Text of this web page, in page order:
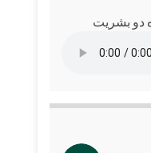
دو بشریت